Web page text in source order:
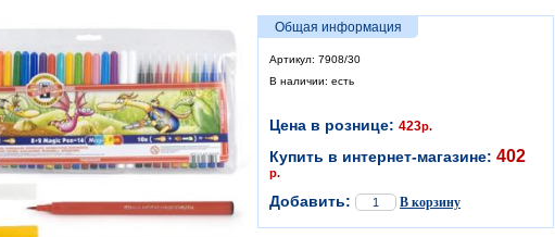
Общая информация
Артикул: 7908/30
В наличии: есть
Цена в рознице: 423р.
Купить в интернет-магазине: 402
р.
Добавить: В корзину